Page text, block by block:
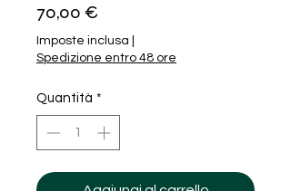
70,00 €
Imposte inclusa
Spedizione entro 48 ore
Quantità *